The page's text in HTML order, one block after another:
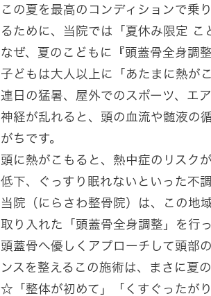
この夏を最高のコンディションで乗
るために、当院では「夏休み限定 こ
なぜ、夏のこどもに『頭蓋骨全身調
子どもは大人以上に「あたまに熱が
連日の猛暑、屋外でのスポーツ、エ
神経が乱れると、頭の血流や髄液の
がちです。
頭に熱がこもると、熱中症のリスク
低下、ぐっすり眠れないといった不
当院（にらさわ整骨院）は、この地
取り入れた「頭蓋骨全身調整」を行
頭蓋骨へ優しくアプローチして頭部
ンスを整えるこの施術は、まさに夏
☆「整体が初めて」「くすぐったが